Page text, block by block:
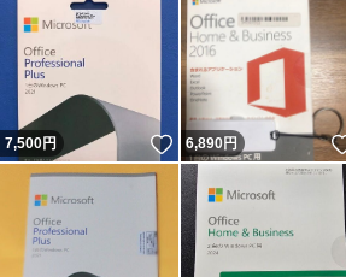
7,500円 いいね！
6,890円